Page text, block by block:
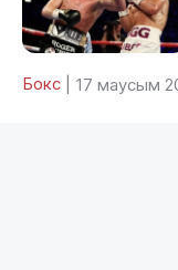
Бокс 17 маусым